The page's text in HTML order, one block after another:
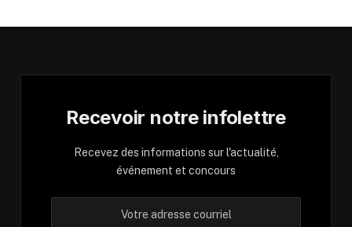
Recevoir notre infolettre
Recevez des informations sur l'actualité,
événement et concours